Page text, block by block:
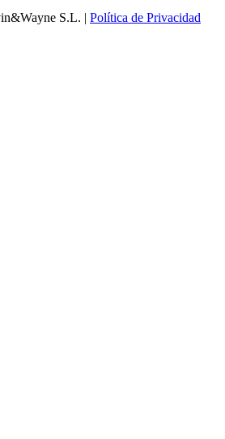
S.L. | Política de Privacidad